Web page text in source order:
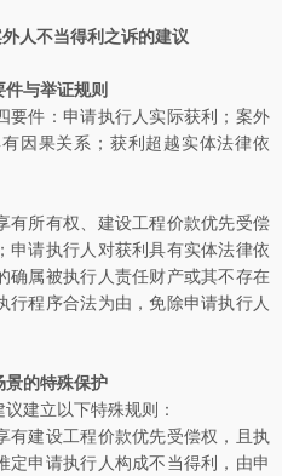
人不当得利之诉的建议
件与举证规则
要件：申请执行人实际获利；案外
因果关系；获利超越实体法律依
有所有权、建设工程价款优先受偿
申请执行人对获利具有实体法律依
确属被执行人责任财产或其不存在
行程序合法为由，免除申请执行人
景的特殊保护
建立以下特殊规则：
有建设工程价款优先受偿权，且执
定申请执行人构成不当得利，由申